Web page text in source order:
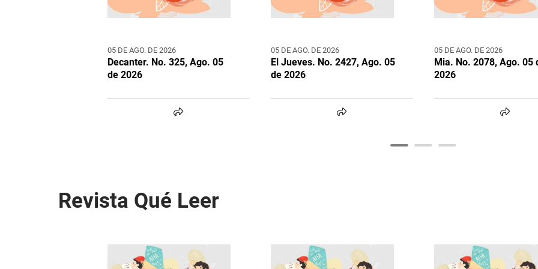
05 DE AGO. DE 2026
Decanter. No. 325, Ago. 05
de 2026
05 DE AGO. DE 2026
El Jueves. No. 2427, Ago. 05
de 2026
05 DE AGO. DE 2026
Mia. No. 2078, Ago. 05
2026
Revista Qué Leer